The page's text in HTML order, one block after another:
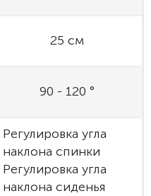
25 см
90 - 120 °
Регулировка угла
наклона спинки
Регулировка угла
наклона сиденья